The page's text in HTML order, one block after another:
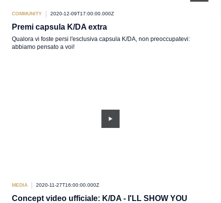
COMMUNITY 2020-12-09T17:00:00.000Z
Premi capsula K/DA extra
Qualora vi foste persi l'esclusiva capsula K/DA, non preoccupatevi:
abbiamo pensato a voi!
MEDIA 2020-11-27T16:00:00.000Z
Concept video ufficiale: K/DA - I'LL SHOW YOU